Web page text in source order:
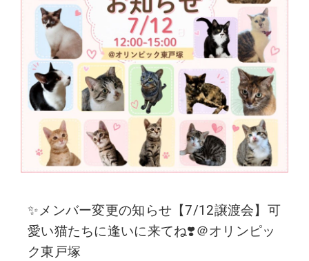
✨メンバー変更の知らせ【7/12譲渡会】可
愛い猫たちに逢いに来てね❣️＠オリンピッ
ク東戸塚